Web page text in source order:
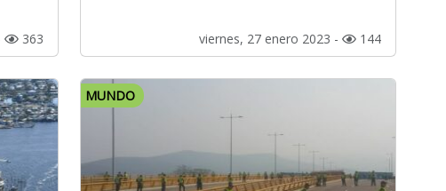
363 viernes, 27 enero 2023 - 144
MUNDO